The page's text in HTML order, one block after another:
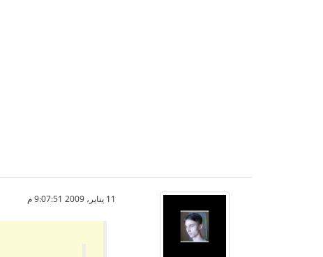
11 يناير، 2009 9:07:51 م